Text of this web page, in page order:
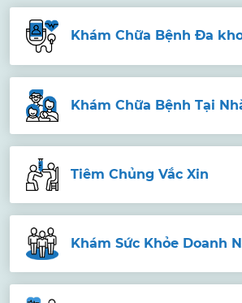
Khám Chữa Bệnh Đa
Khám Chữa Bệnh Tại
Tiêm Chủng Vắc Xin
Khám Sức Khỏe Doanh